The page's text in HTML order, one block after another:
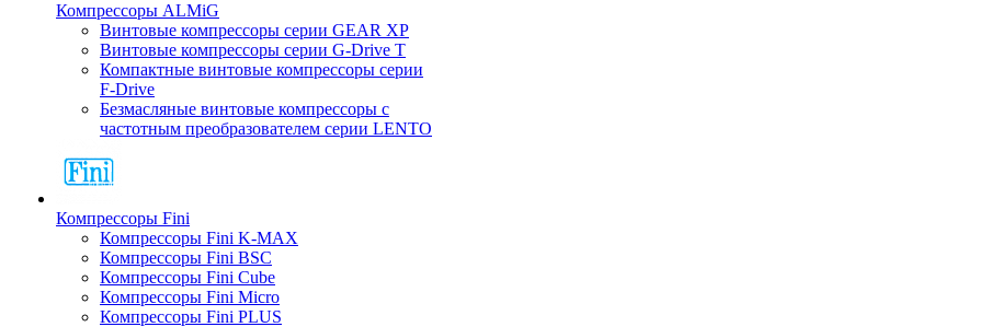
Компрессоры ALMiG
Винтовые компрессоры серии GEAR XP
Винтовые компрессоры серии G-Drive T
Компактные винтовые компрессоры серии
F-Drive
Безмасляные винтовые компрессоры с
частотным преобразователем серии LENTO
Компрессоры Fini
Компрессоры Fini K-MAX
Компрессоры Fini BSC
Компрессоры Fini Cube
Компрессоры Fini Micro
Компрессоры Fini PLUS